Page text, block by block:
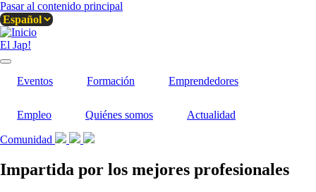
Pasar al contenido principal
El Jap!
Eventos Formación Emprendedores
Empleo Quiénes somos Actualidad
Comunidad
Impartida por los mejores profesionales